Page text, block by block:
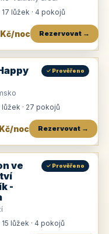
17 lůžek · 4 pokojů
noc Rezervovat →
✓ Prověřeno
lůžek · 27 pokojů
noc Rezervovat →
ve
-
✓ Prověřeno
15 lůžek · 4 pokojů